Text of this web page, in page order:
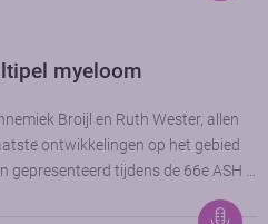
myeloom
Broijl en Ruth Wester, allen
ontwikkelingen op het gebied
gepresenteerd tijdens de 66e ASH …